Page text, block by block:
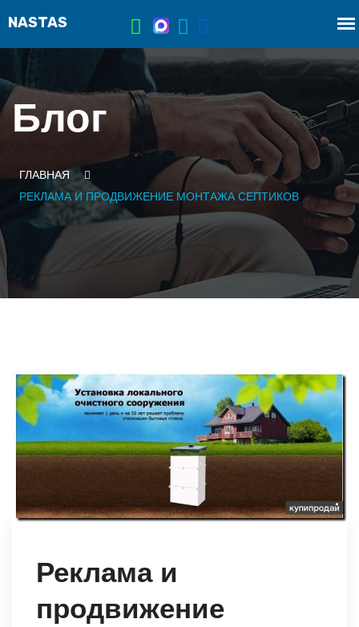
Блог
ГЛАВНАЯ
РЕКЛАМА И ПРОДВИЖЕНИЕ МОНТАЖА СЕПТИКОВ
Реклама и
продвижение